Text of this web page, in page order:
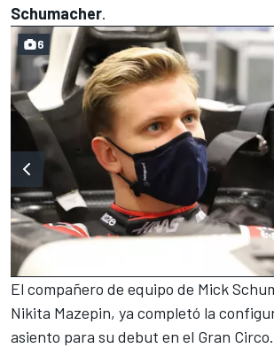
Schumacher.
6
El compañero de equipo de Mick
Nikita Mazepin, ya completó la
asiento para su debut en el Gran